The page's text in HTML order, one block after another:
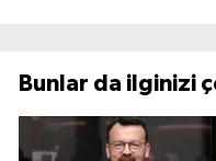
Bunlar da ilginizi